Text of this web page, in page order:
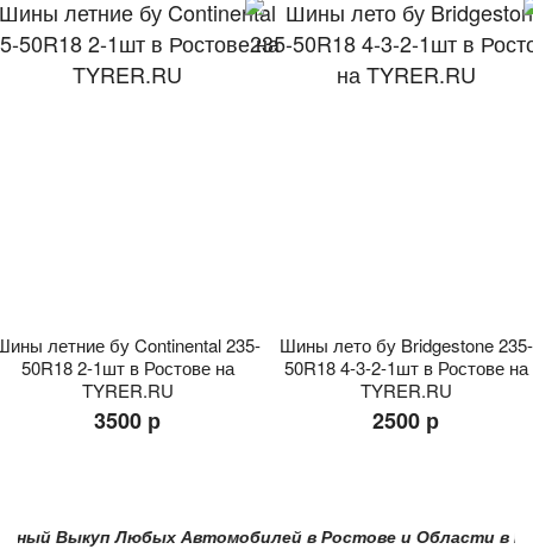
летние бу Continental 235-
50R18 2-1шт в Ростове на
TYRER.RU
3500 р
Шины лето бу Bridgestone 235-
50R18 4-3-2-1шт в Ростове на
TYRER.RU
2500 р
Выкуп Любых Автомобилей в Ростове и Области в